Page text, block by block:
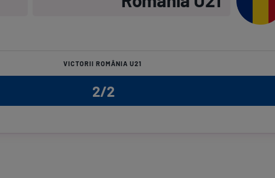
VICTORII ROMÂNIA U21
2/2